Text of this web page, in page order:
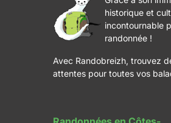
historique et
incontournable
randonnée !
Avec Randobreizh, trouvez
attentes pour toutes vos